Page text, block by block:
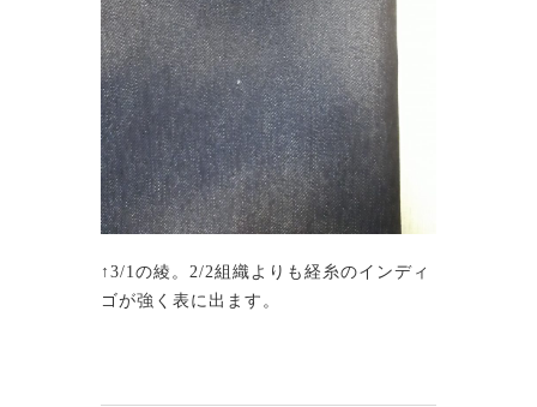
↑3/1の綾。2/2組織よりも経糸のインディ
ゴが強く表に出ます。